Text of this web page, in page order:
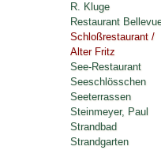
R. Kluge
Restaurant
Schloßrestaurant /
Alter Fritz
See-Restaurant
Seeschlösschen
Seeterrassen
Steinmeyer, Paul
Strandbad
Strandgarten